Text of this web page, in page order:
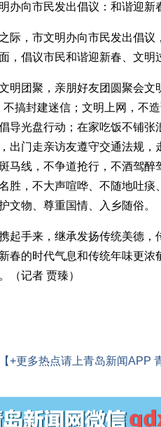
办向市民发出倡议：和谐迎新
际，市文明办向市民发出倡议
，倡议市民和谐迎新春、文明
明团聚，亲朋好友团圆聚会文
不搞封建迷信；文明上网，不
导光盘行动；在家吃饭不铺
出门走亲访友遵守交通法规
马线，不争道抢行，不酒驾
胜，不大声喧哗、不随地吐
文物、尊重国情、入乡随俗。
起手来，继承发扬传统美德
春的时代气息和传统年味更
（记者 贾臻）
【+更多热点请上青岛新闻APP